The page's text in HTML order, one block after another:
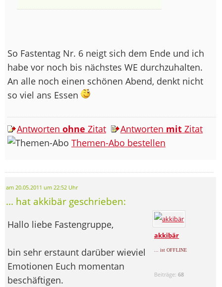
So Fastentag Nr. 6 neigt sich dem Ende und ich
habe vor noch bis nächstes WE durchzuhalten.
An alle noch einen schönen Abend, denkt nicht
so viel ans Essen
Antworten ohne Zitat Antworten mit Zitat
Themen-Abo bestellen
am 20.05.2011 um 22:52 Uhr
... hat akkibär geschrieben:
akkibär
... ist OFFLINE
Beiträge:68
Hallo liebe Fastengruppe,
bin sehr erstaunt darüber wieviel
Emotionen Euch momentan
beschäftigen.